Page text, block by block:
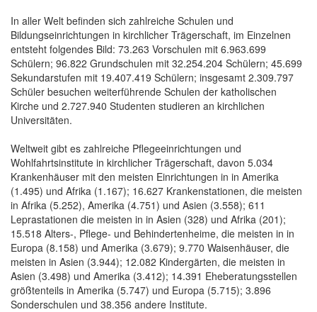
In aller Welt befinden sich zahlreiche Schulen und
Bildungseinrichtungen in kirchlicher Trägerschaft, im Einzelnen
entsteht folgendes Bild: 73.263 Vorschulen mit 6.963.699
Schülern; 96.822 Grundschulen mit 32.254.204 Schülern; 45.699
Sekundarstufen mit 19.407.419 Schülern; insgesamt 2.309.797
Schüler besuchen weiterführende Schulen der katholischen
Kirche und 2.727.940 Studenten studieren an kirchlichen
Universitäten.
Weltweit gibt es zahlreiche Pflegeeinrichtungen und
Wohlfahrtsinstitute in kirchlicher Trägerschaft, davon 5.034
Krankenhäuser mit den meisten Einrichtungen in in Amerika
(1.495) und Afrika (1.167); 16.627 Krankenstationen, die meisten
in Afrika (5.252), Amerika (4.751) und Asien (3.558); 611
Leprastationen die meisten in in Asien (328) und Afrika (201);
15.518 Alters-, Pflege- und Behindertenheime, die meisten in in
Europa (8.158) und Amerika (3.679); 9.770 Waisenhäuser, die
meisten in Asien (3.944); 12.082 Kindergärten, die meisten in
Asien (3.498) und Amerika (3.412); 14.391 Eheberatungsstellen
größtenteils in Amerika (5.747) und Europa (5.715); 3.896
Sonderschulen und 38.356 andere Institute.